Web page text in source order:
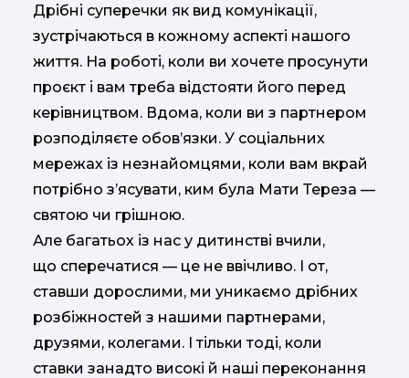
Дрібні суперечки як вид комунікації,
зустрічаються в кожному аспекті нашого
життя. На роботі, коли ви хочете просунути
проєкт і вам треба відстояти його перед
керівництвом. Вдома, коли ви з партнером
розподіляєте обов’язки. У соціальних
мережах із незнайомцями, коли вам вкрай
потрібно зʼясувати, ким була Мати Тереза —
святою чи грішною.
Але багатьох із нас у дитинстві вчили,
що сперечатися — це не ввічливо. І от,
ставши дорослими, ми уникаємо дрібних
розбіжностей з нашими партнерами,
друзями, колегами. І тільки тоді, коли
ставки занадто високі й наші переконання